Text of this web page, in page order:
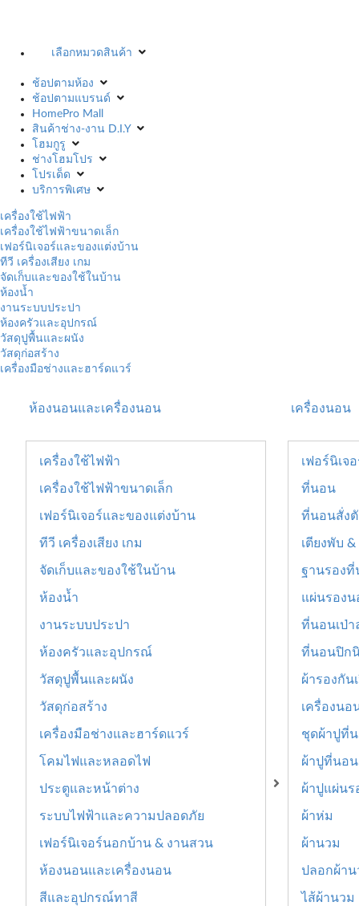
เลือกหมวดสินค้า
ช้อปตามห้อง
ช้อปตามแบรนด์
HomePro Mall
สินค้าช่าง-งาน D.I.Y
โฮมกูรู
ช่างโฮมโปร
โปรเด็ด
บริการพิเศษ
เครื่องใช้ไฟฟ้า
เครื่องใช้ไฟฟ้าขนาดเล็ก
เฟอร์นิเจอร์และของแต่งบ้าน
ทีวี เครื่องเสียง เกม
จัดเก็บและของใช้ในบ้าน
ห้องน้ำ
งานระบบประปา
ห้องครัวและอุปกรณ์
วัสดุปูพื้นและผนัง
วัสดุก่อสร้าง
เครื่องมือช่างและฮาร์ดแวร์
ห้องนอนและเครื่องนอน
เครื่องใช้ไฟฟ้า
เครื่องใช้ไฟฟ้าขนาดเล็ก
เฟอร์นิเจอร์และของแต่งบ้าน
ทีวี เครื่องเสียง เกม
จัดเก็บและของใช้ในบ้าน
ห้องน้ำ
งานระบบประปา
ห้องครัวและอุปกรณ์
วัสดุปูพื้นและผนัง
วัสดุก่อสร้าง
เครื่องมือช่างและฮาร์ดแวร์
โคมไฟและหลอดไฟ
ประตูและหน้าต่าง
ระบบไฟฟ้าและความปลอดภัย
เฟอร์นิเจอร์นอกบ้าน & งานสวน
ห้องนอนและเครื่องนอน
สีและอุปกรณ์ทาสี
เครื่องนอน
เฟอร์นิเจ
ที่นอน
ที่นอนสั่ง
เตียงพับ
ฐานรอง
แผ่นรอง
ที่นอนเป่า
ที่นอนปิก
ผ้ารองกัน
เครื่องนอ
ชุดผ้าปูที่
ผ้าปูที่นอน
ผ้าปูแผ่น
ผ้าห่ม
ผ้านวม
ปลอกผ้าน
ไส้ผ้านวม